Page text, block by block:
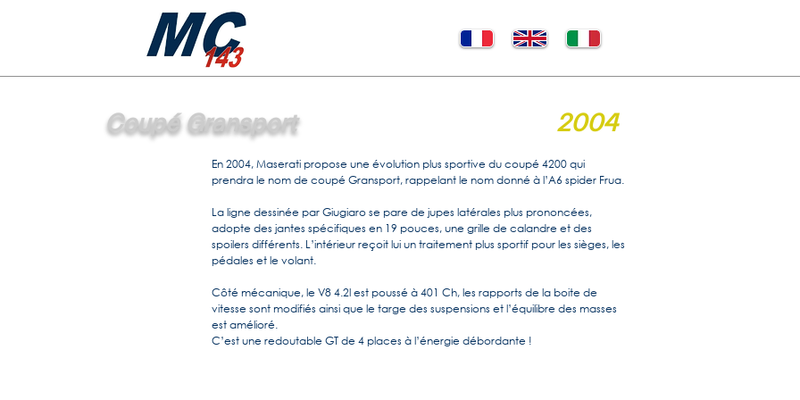
Coupé Gransport 2004
En 2004, Maserati propose une évolution plus sportive du coupé 4200 qui
prendra le nom de coupé Gransport, rappelant le nom donné à l’A6 spider Frua.
La ligne dessinée par Giugiaro se pare de jupes latérales plus prononcées,
adopte des jantes spécifiques en 19 pouces, une grille de calandre et des
spoilers différents. L’intérieur reçoit lui un traitement plus sportif pour les sièges, les
pédales et le volant.
Côté mécanique, le V8 4.2l est poussé à 401 Ch, les rapports de la boite de
vitesse sont modifiés ainsi que le targe des suspensions et l’équilibre des masses
est amélioré.
C’est une redoutable GT de 4 places à l’énergie débordante !